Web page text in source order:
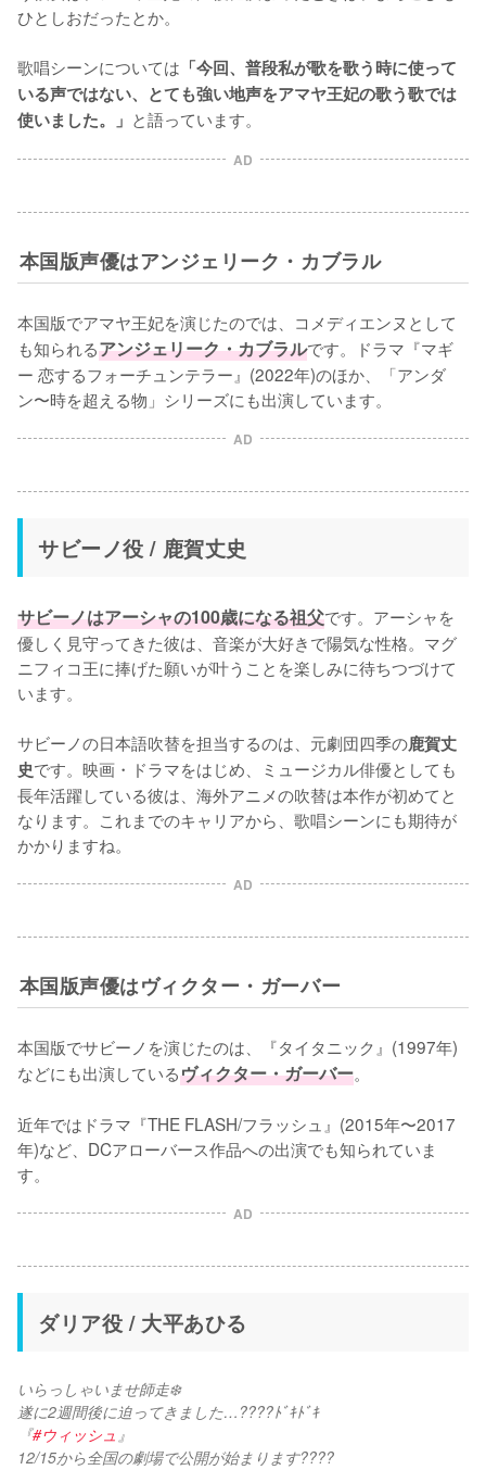
ひとしおだったとか。
歌唱シーンについては 「今回、普段私が歌を歌う時に使って
いる声ではない、とても強い地声をアマヤ王妃の歌う歌では
使いました。」 と語っています。
AD
本国版声優はアンジェリーク・カブラル
本国版でアマヤ王妃を演じたのでは、コメディエンヌとして
も知られるアンジェリーク・カブラルです。ドラマ『マギ
ー 恋するフォーチュンテラー』(2022年)のほか、「アンダ
ン〜時を超える物」シリーズにも出演しています。
AD
サビーノ役 / 鹿賀丈史
サビーノはアーシャの100歳になる祖父です。アーシャを
優しく見守ってきた彼は、音楽が大好きで陽気な性格。マグ
ニフィコ王に捧げた願いが叶うことを楽しみに待ちつづけて
います。
サビーノの日本語吹替を担当するのは、元劇団四季の鹿賀丈
史です。映画・ドラマをはじめ、ミュージカル俳優としても
長年活躍している彼は、海外アニメの吹替は本作が初めてと
なります。これまでのキャリアから、歌唱シーンにも期待が
かかりますね。
AD
本国版声優はヴィクター・ガーバー
本国版でサビーノを演じたのは、『タイタニック』(1997年)
などにも出演しているヴィクター・ガーバー。
近年ではドラマ『THE FLASH/フラッシュ』(2015年〜2017
年)など、DCアローバース作品への出演でも知られていま
す。
AD
ダリア役 / 大平あひる
いらっしゃいませ師走❄️
遂に2週間後に迫ってきました…????ﾄﾞｷﾄﾞｷ
『#ウィッシュ 』
12/15から全国の劇場で公開が始まります????